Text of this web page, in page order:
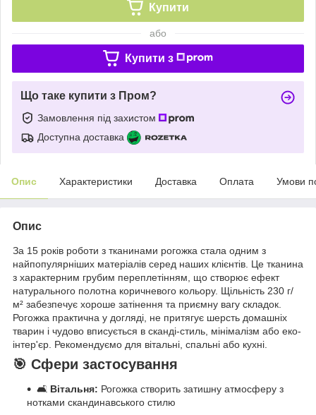
Купити
або
Купити з
Що таке купити з Пром?
Замовлення під захистом
Доступна доставка
Опис Характеристики Доставка Оплата Умови
Опис
За 15 років роботи з тканинами рогожка стала одним з
найпопулярніших матеріалів серед наших клієнтів. Це тканина
з характерним грубим переплетінням, що створює ефект
натурального полотна коричневого кольору. Щільність 230 г/
м² забезпечує хороше затінення та приємну вагу складок.
Рогожка практична у догляді, не притягує шерсть домашніх
тварин і чудово вписується в сканді-стиль, мінімалізм або еко-
інтер'єр. Рекомендуємо для вітальні, спальні або кухні.
🎯 Сфери застосування
🛋️ Вітальня: Рогожка створить затишну атмосферу з
нотками скандинавського стилю